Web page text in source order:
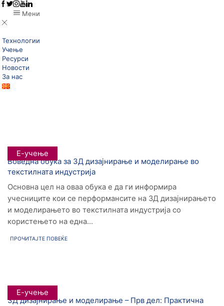
Мени
Технологии
Учење
Ресурси
Новости
За нас
Е-учење
Воведна обука за 3Д дизајнирање и моделирање во
текстилната индустрија
Основна цел на оваа обука е да ги информира
учесниците кои се перформансите на 3Д дизајнирањето
и моделирањето во текстилната индустрија со
користењето на една...
ПРОЧИТАЈТЕ ПОВЕЌЕ
Е-учење
3Д дизајнирање и моделирање – Прв дел: Практична